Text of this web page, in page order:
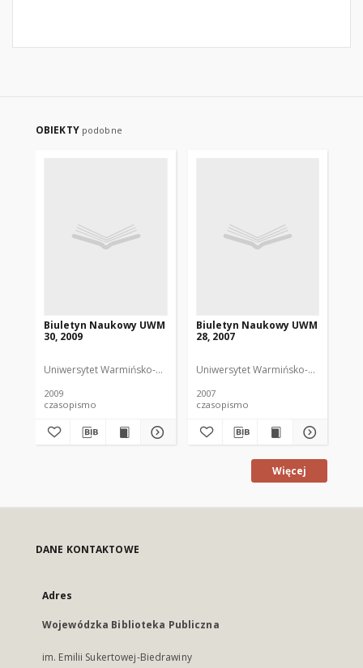
OBIEKTY podobne
Biuletyn Naukowy UWM
30, 2009
Uniwersytet Warmińsko-Mazurski
2009
czasopismo
Biuletyn Naukowy UWM
28, 2007
Uniwersytet Warmińsko-Mazurski
2007
czasopismo
Więcej
DANE KONTAKTOWE
Adres
Wojewódzka Biblioteka Publiczna
im. Emilii Sukertowej-Biedrawiny